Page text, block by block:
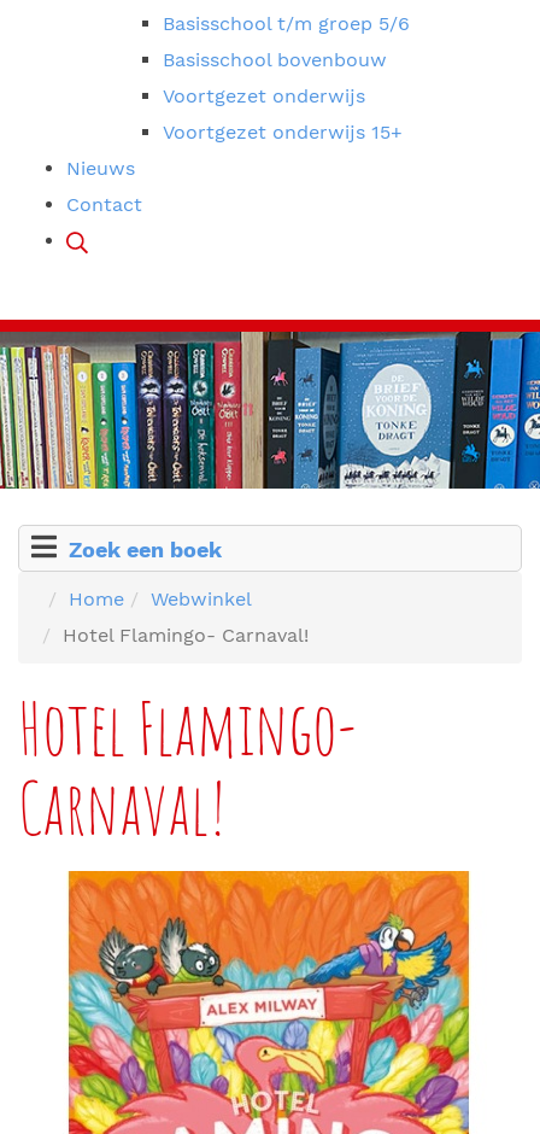
Basisschool t/m groep 5/6
Basisschool bovenbouw
Voortgezet onderwijs
Voortgezet onderwijs 15+
Nieuws
Contact
Zoek een boek
Home
Webwinkel
Hotel Flamingo- Carnaval!
Hotel Flamingo-
Carnaval!